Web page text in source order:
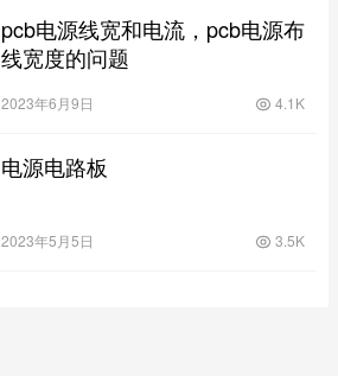
pcb电源线宽和电流，pcb电源布
线宽度的问题
2023年6月9日 4.1K
电源电路板
2023年5月5日 3.5K